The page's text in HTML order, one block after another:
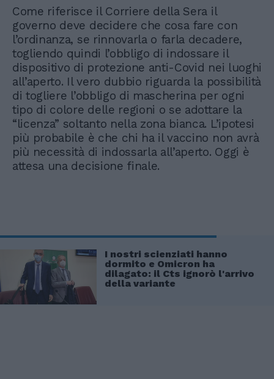
Come riferisce il Corriere della Sera il
governo deve decidere che cosa fare con
l’ordinanza, se rinnovarla o farla decadere,
togliendo quindi l’obbligo di indossare il
dispositivo di protezione anti-Covid nei luoghi
all’aperto. Il vero dubbio riguarda la possibilità
di togliere l’obbligo di mascherina per ogni
tipo di colore delle regioni o se adottare la
“licenza” soltanto nella zona bianca. L’ipotesi
più probabile è che chi ha il vaccino non avrà
più necessità di indossarla all’aperto. Oggi è
attesa una decisione finale.
I nostri scienziati hanno
dormito e Omicron ha
dilagato: il Cts ignorò l'arrivo
della variante